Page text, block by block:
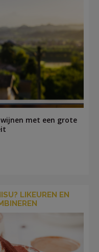
met een grote
LIKEUREN EN